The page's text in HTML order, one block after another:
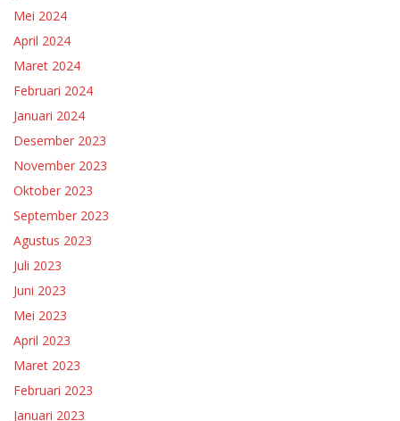
Mei 2024
April 2024
Maret 2024
Februari 2024
Januari 2024
Desember 2023
November 2023
Oktober 2023
September 2023
Agustus 2023
Juli 2023
Juni 2023
Mei 2023
April 2023
Maret 2023
Februari 2023
Januari 2023